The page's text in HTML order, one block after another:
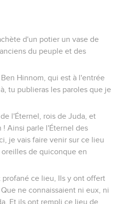
d'un potier un vase de
du peuple et des
Hinnom, qui est à l'entrée
tu publieras les paroles que je
l'Éternel, rois de Juda, et
! Ainsi parle l'Éternel des
je vais faire venir sur ce lieu
de quiconque en
ce lieu, Ils y ont offert
ne connaissaient ni eux, ni
Et ils ont rempli ce lieu de